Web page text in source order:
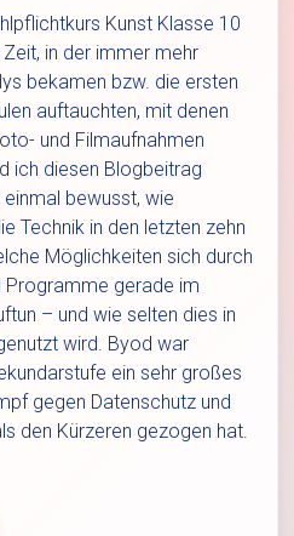
Kunst Klasse 10
in der immer mehr
bekamen bzw. die ersten
auftauchten, mit denen
und Filmaufnahmen
ich diesen Blogbeitrag
bewusst, wie
Technik in den letzten zehn
Möglichkeiten sich durch
Programme gerade im
– und wie selten dies in
wird. Byod war
ein sehr großes
gegen Datenschutz und
den Kürzeren gezogen hat.